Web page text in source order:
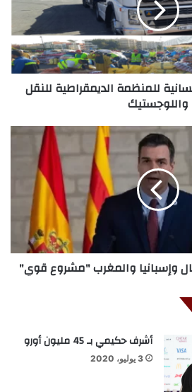
للمنظمة الديمقراطية للنقل
واللوجستيك
وإسبانيا والمغرب "مشروع قوي"
أشرف حكيمي بـ 45 مليون أورو
3 يوليو، 2020